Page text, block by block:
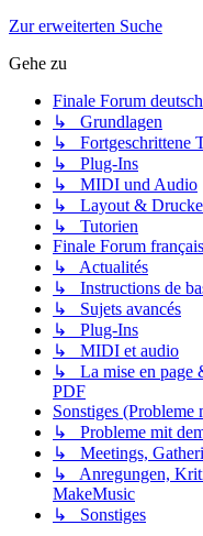
Zur erweiterten Suche
Gehe zu
Finale Forum deutsch
↳ Grundlagen
↳ Fortgeschrittene
↳ Plug-Ins
↳ MIDI und Audio
↳ Layout &
↳ Tutorien
Finale Forum français
↳ Actualités
↳ Instructions de
↳ Sujets avancés
↳ Plug-Ins
↳ MIDI et audio
↳ La mise en page
PDF
Sonstiges
↳ Probleme mit
↳ Meetings,
↳ Anregungen,
MakeMusic
↳ Sonstiges